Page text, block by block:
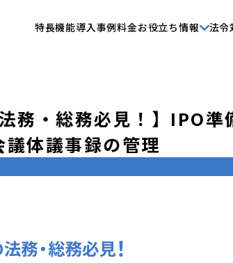
特長機能導入事例料金お役立ち情報 法令
務・総務必見！】IPO準
体議事録の管理